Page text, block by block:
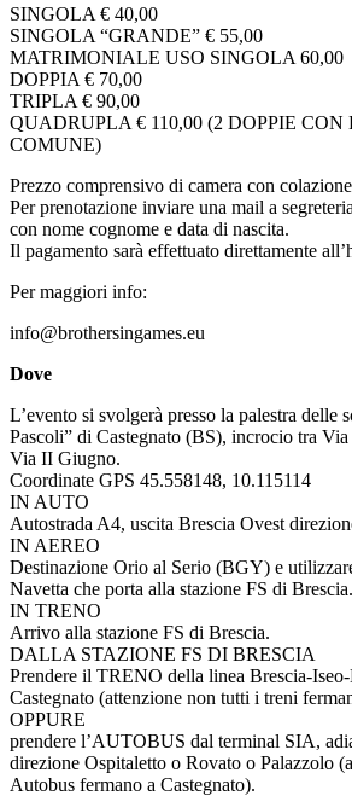
SINGOLA € 40,00
SINGOLA “GRANDE” € 55,00
MATRIMONIALE USO SINGOLA 60,00
DOPPIA € 70,00
TRIPLA € 90,00
QUADRUPLA € 110,00 (2 DOPPIE
COMUNE)
Prezzo comprensivo di camera con
Per prenotazione inviare una mail a
con nome cognome e data di nascita.
Il pagamento sarà effettuato direttamente
Per maggiori info:
info@brothersingames.eu
Dove
L’evento si svolgerà presso la palestra delle
Pascoli” di Castegnato (BS), incrocio tra
Via II Giugno.
Coordinate GPS 45.558148, 10.115114
IN AUTO
Autostrada A4, uscita Brescia Ovest
IN AEREO
Destinazione Orio al Serio (BGY) e
Navetta che porta alla stazione FS di Brescia.
IN TRENO
Arrivo alla stazione FS di Brescia.
DALLA STAZIONE FS DI BRESCIA
Prendere il TRENO della linea Brescia-
Castegnato (attenzione non tutti i treni
OPPURE
prendere l’AUTOBUS dal terminal SIA,
direzione Ospitaletto o Rovato o Palazzolo
Autobus fermano a Castegnato).